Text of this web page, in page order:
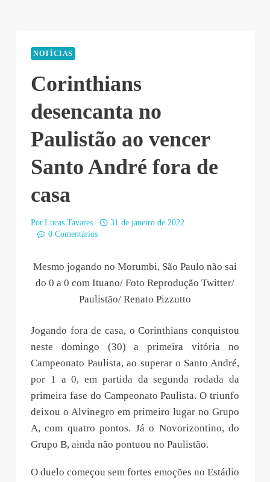
NOTÍCIAS
Corinthians
desencanta no
Paulistão ao vencer
Santo André fora de
casa
Por Lucas Tavares
31 de janeiro de 2022
0 Comentários
Mesmo jogando no Morumbi, São Paulo não sai
do 0 a 0 com Ituano/ Foto Reprodução Twitter/
Paulistão/ Renato Pizzutto
Jogando fora de casa, o Corinthians conquistou
neste domingo (30) a primeira vitória no
Campeonato Paulista, ao superar o Santo André,
por 1 a 0, em partida da segunda rodada da
primeira fase do Campeonato Paulista. O triunfo
deixou o Alvinegro em primeiro lugar no Grupo
A, com quatro pontos. Já o Novorizontino, do
Grupo B, ainda não pontuou no Paulistão.
O duelo começou sem fortes emoções no Estádio